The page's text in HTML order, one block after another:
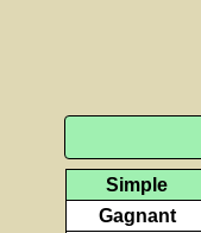
Simple
Gagnant